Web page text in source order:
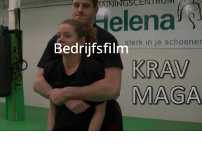
Bedrijfsfilm